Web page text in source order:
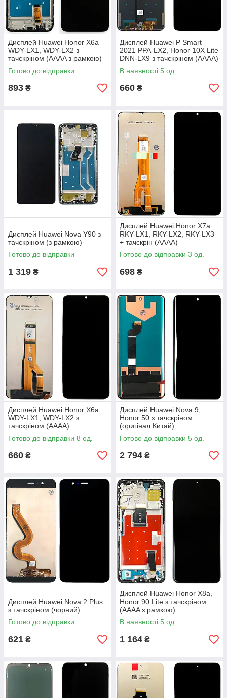
Дисплей Huawei Honor X6a
WDY-LX1, WDY-LX2 з
тачскріном (AAAA з рамкою)
Готово до відправки
893 ₴
Дисплей Huawei P Smart
2021 PPA-LX2, Honor 10X Lite
DNN-LX9 з тачскріном (AAAA)
В наявності 5 од.
660 ₴
Дисплей Huawei Nova Y90 з
тачскріном (з рамкою)
Готово до відправки
1 319 ₴
Дисплей Huawei Honor X7a
RKY-LX1, RKY-LX2, RKY-LX3
+ тачскрін (AAAA)
Готово до відправки 3 од.
698 ₴
Дисплей Huawei Honor X6a
WDY-LX1, WDY-LX2 з
тачскріном (AAAA)
Готово до відправки 8 од.
660 ₴
Дисплей Huawei Nova 9,
Honor 50 з тачскріном
(оригінал Китай)
Готово до відправки 5 од.
2 794 ₴
Дисплей Huawei Nova 2 Plus
з тачскріном (чорний)
Готово до відправки
621 ₴
Дисплей Huawei Honor X8a,
Honor 90 Lite з тачскріном
(AAAA з рамкою)
В наявності 5 од.
1 164 ₴